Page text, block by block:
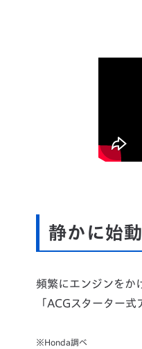
静かに始
頻繁にエンジンをか
「ACGスターター
※Honda調べ